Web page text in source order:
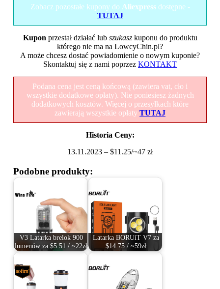
Zobacz pozostałe kupony do Aliexpressdostępne -
TUTAJ
Kupon przestał działać lub szukaszkuponu do produktu
którego nie ma na LowcyChin.pl?
A może chcesz dostać powiadomienie o nowym kuponie?
Skontaktuj się z nami poprzez KONTAKT
Podana cena jest ceną końcową (zawiera vat, cło i
wszystkie dodatkowe opłaty). Nie poniesiesz żadnych
dodatkowych kosztów. Więcej o przesyłkach które
zawierają wszystkie opłaty TUTAJ
Historia Ceny:
13.11.2023 – $11.25/~47 zł
Podobne produkty:
V3 Latarka brelok 900
lumenów za $5.51 / ~22zł
Latarka BORUiT V7 za
$14.75 / ~59zł